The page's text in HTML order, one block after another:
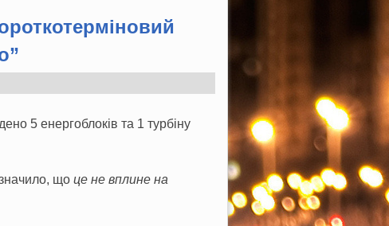
5 енергоблоків та 1 турбіну
що це не вплине на